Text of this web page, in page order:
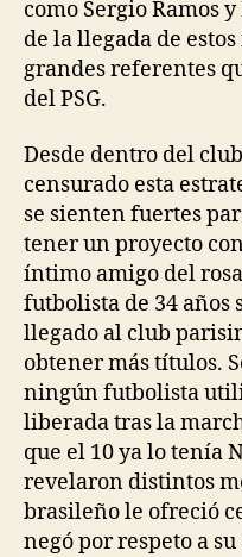
como Sergio Ramos
de la llegada de
grandes referentes
del PSG.
Desde dentro del
censurado esta
se sienten fuertes
tener un proyecto
íntimo amigo del
futbolista de 34 años
llegado al club
obtener más títulos.
ningún futbolista
liberada tras la
que el 10 ya lo tenía
revelaron distintos
brasileño le ofreció
negó por respeto a